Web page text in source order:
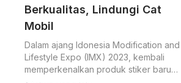
Berkualitas, Lindungi Cat
Mobil
Dalam ajang Idonesia Modification and
Lifestyle Expo (IMX) 2023, kembali
memperkenalkan produk stiker baru